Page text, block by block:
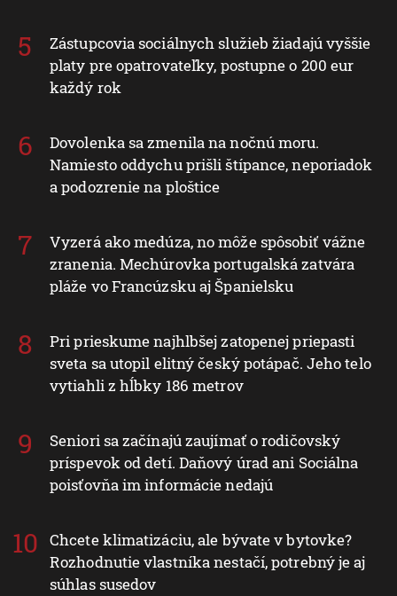
Zástupcovia sociálnych služieb žiadajú vyššie
platy pre opatrovateľky, postupne o 200 eur
každý rok
Dovolenka sa zmenila na nočnú moru.
Namiesto oddychu prišli štípance, neporiadok
a podozrenie na ploštice
Vyzerá ako medúza, no môže spôsobiť vážne
zranenia. Mechúrovka portugalská zatvára
pláže vo Francúzsku aj Španielsku
Pri prieskume najhlbšej zatopenej priepasti
sveta sa utopil elitný český potápač. Jeho telo
vytiahli z hĺbky 186 metrov
Seniori sa začínajú zaujímať o rodičovský
príspevok od detí. Daňový úrad ani Sociálna
poisťovňa im informácie nedajú
Chcete klimatizáciu, ale bývate v bytovke?
Rozhodnutie vlastníka nestačí, potrebný je aj
súhlas susedov